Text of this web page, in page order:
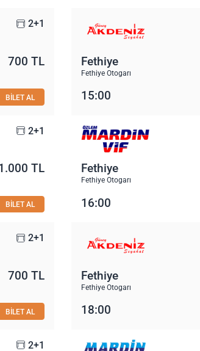
2+1
700 TL
BİLET AL
Fethiye
Fethiye Otogarı
15:00
2+1
TL
BİLET AL
Fethiye
Fethiye Otogarı
16:00
2+1
700 TL
BİLET AL
Fethiye
Fethiye Otogarı
18:00
2+1